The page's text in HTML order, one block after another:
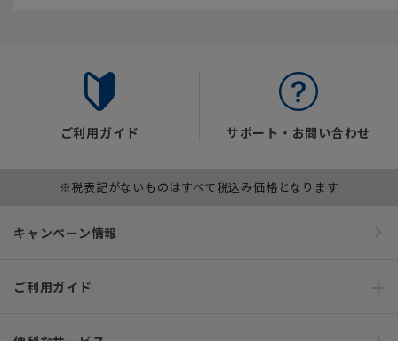
ご利用ガイド サポート・お問い合わせ
※税表記がないものはすべて税込み価格となります
キャンペーン情報
ご利用ガイド